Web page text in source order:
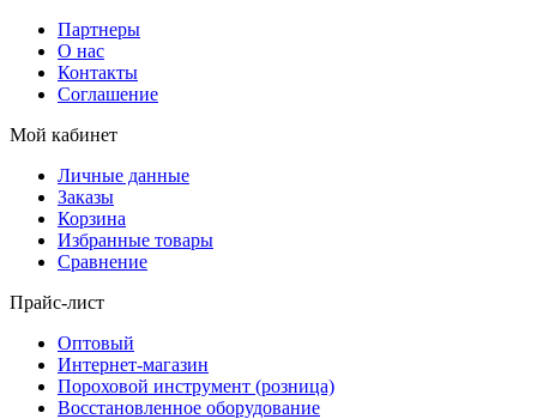
Партнеры
О нас
Контакты
Соглашение
Мой кабинет
Личные данные
Заказы
Корзина
Избранные товары
Сравнение
Прайс-лист
Оптовый
Интернет-магазин
Пороховой инструмент (розница)
Восстановленное оборудование